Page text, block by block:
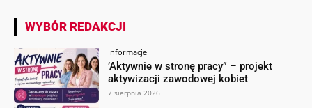
WYBÓR REDAKCJI
Informacje
’Aktywnie w stronę pracy” – projekt
aktywizacji zawodowej kobiet
7 sierpnia 2026